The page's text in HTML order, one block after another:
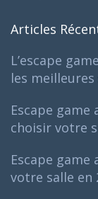
Articles
L’escape
les meilleures
Escape
choisir votre
Escape
votre salle en